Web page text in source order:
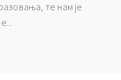
те нам је